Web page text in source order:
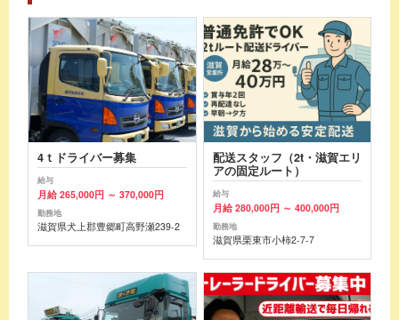
4ｔドライバー募集
給与
月給 265,000円 ～ 370,000円
勤務地
滋賀県犬上郡豊郷町高野瀬239-2
配送スタッフ（2t・滋賀エリ
アの固定ルート）
給与
月給 280,000円 ～ 400,000円
勤務地
滋賀県栗東市小柿2-7-7